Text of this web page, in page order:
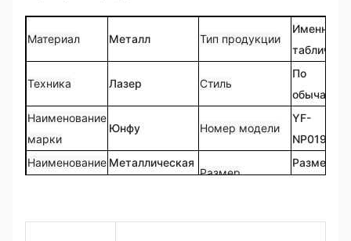
Материал Металл Тип продукции
Именная
табличка
Техника Лазер Стиль
По
обычаю
Наименование
марки
Юнфу Номер модели
YF-
NP0194
Наименование Металлическая
Размер
Размер